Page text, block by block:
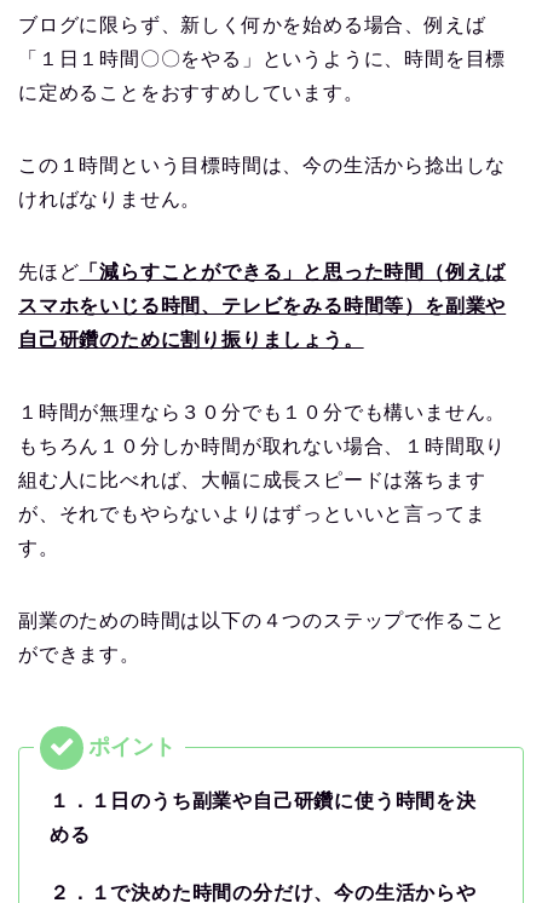
ブログに限らず、新しく何かを始める場合、例えば
「１日１時間〇〇をやる」というように、時間を目標
に定めることをおすすめしています。
この１時間という目標時間は、今の生活から捻出しな
ければなりません。
先ほど 「減らすことができる」と思った時間（例えば
スマホをいじる時間、テレビをみる時間等）を副業や
自己研鑽のために割り振りましょう。
１時間が無理なら３０分でも１０分でも構いません。
もちろん１０分しか時間が取れない場合、１時間取り
組む人に比べれば、大幅に成長スピードは落ちます
が、それでもやらないよりはずっといいと言ってま
す。
副業のための時間は以下の４つのステップで作ること
ができます。
１．１日のうち副業や自己研鑽に使う時間を決
める
２．１で決めた時間の分だけ、今の生活からや